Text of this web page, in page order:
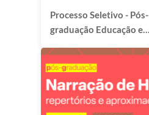
Processo Seletivo - Pós-
graduação Educação e
investigações de
cosmopercepções
amefricanas